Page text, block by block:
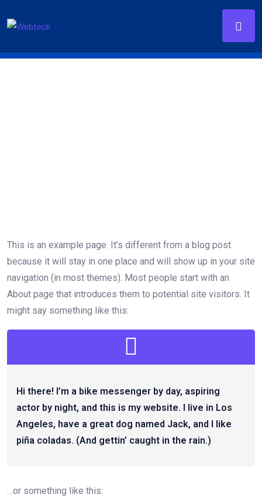
This is an example page. It’s different from a blog post
because it will stay in one place and will show up in your site
navigation (in most themes). Most people start with an
About page that introduces them to potential site visitors. It
might say something like this:
Hi there! I’m a bike messenger by day, aspiring
actor by night, and this is my website. I live in Los
Angeles, have a great dog named Jack, and I like
piña coladas. (And gettin’ caught in the rain.)
…or something like this: